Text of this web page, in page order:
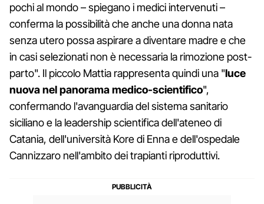
pochi al mondo – spiegano i medici intervenuti –
conferma la possibilità che anche una donna nata
senza utero possa aspirare a diventare madre e che
in casi selezionati non è necessaria la rimozione post-
parto". Il piccolo Mattia rappresenta quindi una "luce
nuova nel panorama medico-scientifico",
confermando l'avanguardia del sistema sanitario
siciliano e la leadership scientifica dell'ateneo di
Catania, dell'università Kore di Enna e dell'ospedale
Cannizzaro nell'ambito dei trapianti riproduttivi.